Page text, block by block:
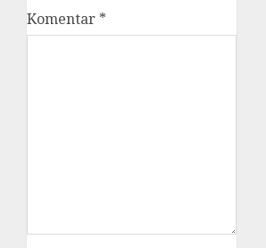
Komentar *